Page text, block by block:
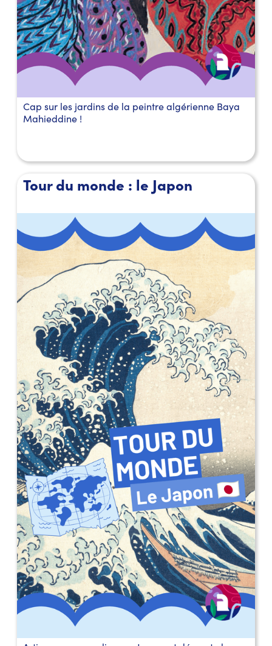
Cap sur les jardins de la peintre algérienne Baya
Mahieddine !
Tour du monde : le Japon